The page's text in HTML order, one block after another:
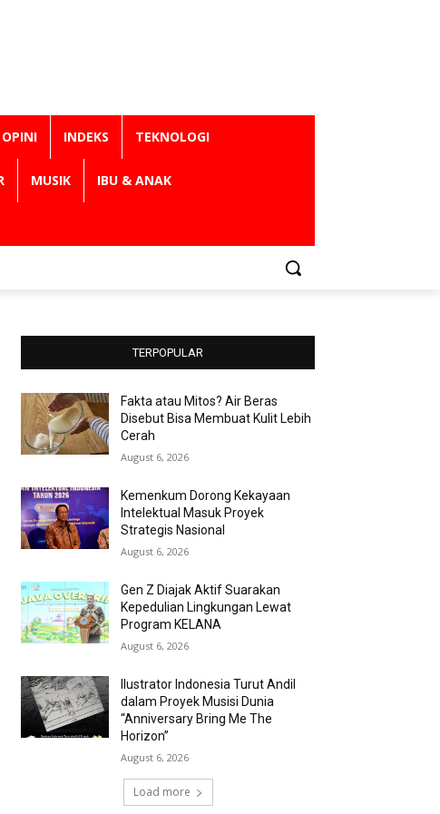
OPINI INDEKS TEKNOLOGI
MUSIK IBU & ANAK
TERPOPULAR
Fakta atau Mitos? Air Beras
Disebut Bisa Membuat Kulit Lebih
Cerah
August 6, 2026
Kemenkum Dorong Kekayaan
Intelektual Masuk Proyek
Strategis Nasional
August 6, 2026
Gen Z Diajak Aktif Suarakan
Kepedulian Lingkungan Lewat
Program KELANA
August 6, 2026
Ilustrator Indonesia Turut Andil
dalam Proyek Musisi Dunia
“Anniversary Bring Me The
Horizon”
August 6, 2026
Load more